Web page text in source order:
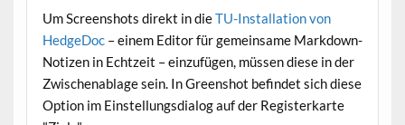
Um Screenshots direkt in dieTU-Installation von
HedgeDoc– einem Editor für gemeinsame Markdown-
Notizen in Echtzeit – einzufügen, müssen diese in der
Zwischenablage sein. In Greenshot befindet sich diese
Option im Einstellungsdialog auf der Registerkarte